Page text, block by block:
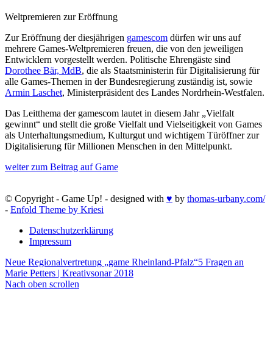
Weltpremieren zur Eröffnung
Zur Eröffnung der diesjährigen gamescom dürfen wir uns auf
mehrere Games-Weltpremieren freuen, die von den jeweiligen
Entwicklern vorgestellt werden. Politische Ehrengäste sind
Dorothee Bär, MdB, die als Staatsministerin für Digitalisierung für
alle Games-Themen in der Bundesregierung zuständig ist, sowie
Armin Laschet, Ministerpräsident des Landes Nordrhein-Westfalen.
Das Leitthema der gamescom lautet in diesem Jahr „Vielfalt
gewinnt“ und stellt die große Vielfalt und Vielseitigkeit von Games
als Unterhaltungsmedium, Kulturgut und wichtigem Türöffner zur
Digitalisierung für Millionen Menschen in den Mittelpunkt.
weiter zum Beitrag auf Game
© Copyright - Game Up! - designed with ♥ by thomas-urbany.com/
- Enfold Theme by Kriesi
Datenschutzerklärung
Impressum
Neue Regionalvertretung „game Rheinland-Pfalz“5 Fragen an
Marie Petters | Kreativsonar 2018
Nach oben scrollen